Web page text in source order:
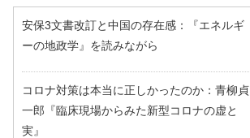
安保3文書改訂と中国の存在感：『エネルギ
ーの地政学』を読みながら
コロナ対策は本当に正しかったのか：青柳貞
一郎『臨床現場からみた新型コロナの虚と
実』